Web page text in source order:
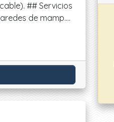
## Servicios
de mamp....